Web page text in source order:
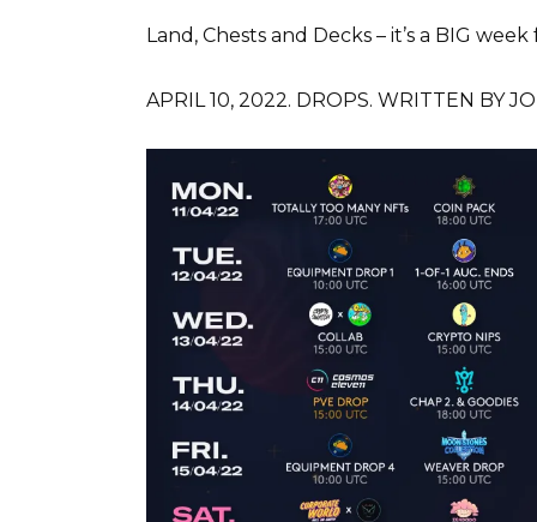
Land, Chests and Decks – it’s a BIG
APRIL 10, 2022. DROPS. WRITTEN BY